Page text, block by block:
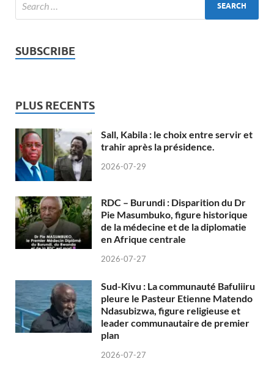
SUBSCRIBE
PLUS RECENTS
Sall, Kabila : le choix entre servir et
trahir après la présidence.
2026-07-29
RDC – Burundi : Disparition du Dr
Pie Masumbuko, figure historique
de la médecine et de la diplomatie
en Afrique centrale
2026-07-27
Sud-Kivu : La communauté Bafuliiru
pleure le Pasteur Etienne Matendo
Ndasubizwa, figure religieuse et
leader communautaire de premier
plan
2026-07-27